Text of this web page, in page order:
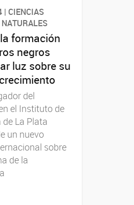
CIENCIAS
formación
negros
luz sobre su
del
el Instituto de
La Plata
un nuevo
sobre
de la